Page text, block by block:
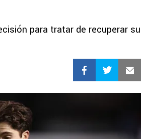
para tratar de recuperar su